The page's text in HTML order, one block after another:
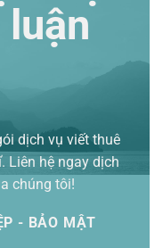
dịch vụ viết thuê
Liên hệ ngay dịch
chúng tôi!
- BẢO MẬT